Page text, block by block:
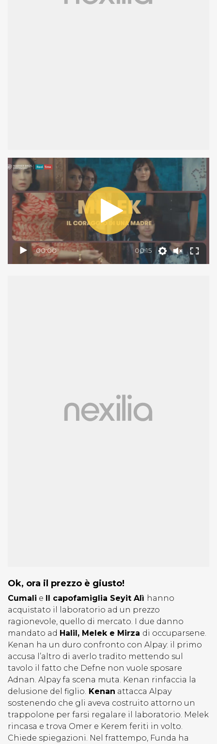
00:00 00:15
Ok, ora il prezzo è giusto!
Cumali e Il capofamiglia Seyit Alì hanno
acquistato il laboratorio ad un prezzo
ragionevole, quello di mercato. I due danno
mandato ad Halil, Melek e Mirza di occuparsene.
Kenan ha un duro confronto con Alpay: il primo
accusa l’altro di averlo tradito mettendo sul
tavolo il fatto che Defne non vuole sposare
Adnan. Alpay fa scena muta. Kenan rinfaccia la
delusione del figlio. Kenan attacca Alpay
sostenendo che gli aveva costruito attorno un
trappolone per farsi regalare il laboratorio. Melek
rincasa e trova Omer e Kerem feriti in volto.
Chiede spiegazioni. Nel frattempo, Funda ha